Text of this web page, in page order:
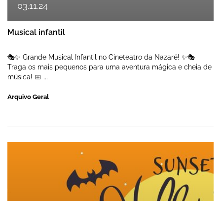
03.11.24
Musical infantil
🎭✨ Grande Musical Infantil no Cineteatro da Nazaré! ✨🎭
Traga os mais pequenos para uma aventura mágica e cheia de
música! 📅 ...
Arquivo Geral